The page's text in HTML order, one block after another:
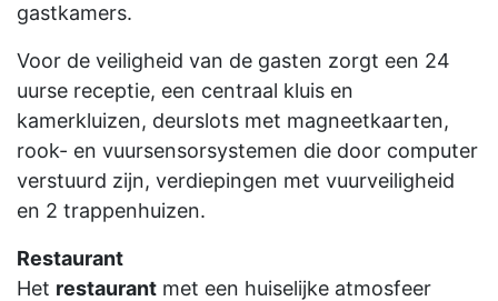
gastkamers.
Voor de veiligheid van de gasten zorgt een 24
uurse receptie, een centraal kluis en
kamerkluizen, deurslots met magneetkaarten,
rook- en vuursensorsystemen die door computer
verstuurd zijn, verdiepingen met vuurveiligheid
en 2 trappenhuizen.
Restaurant
Het restaurant met een huiselijke atmosfeer